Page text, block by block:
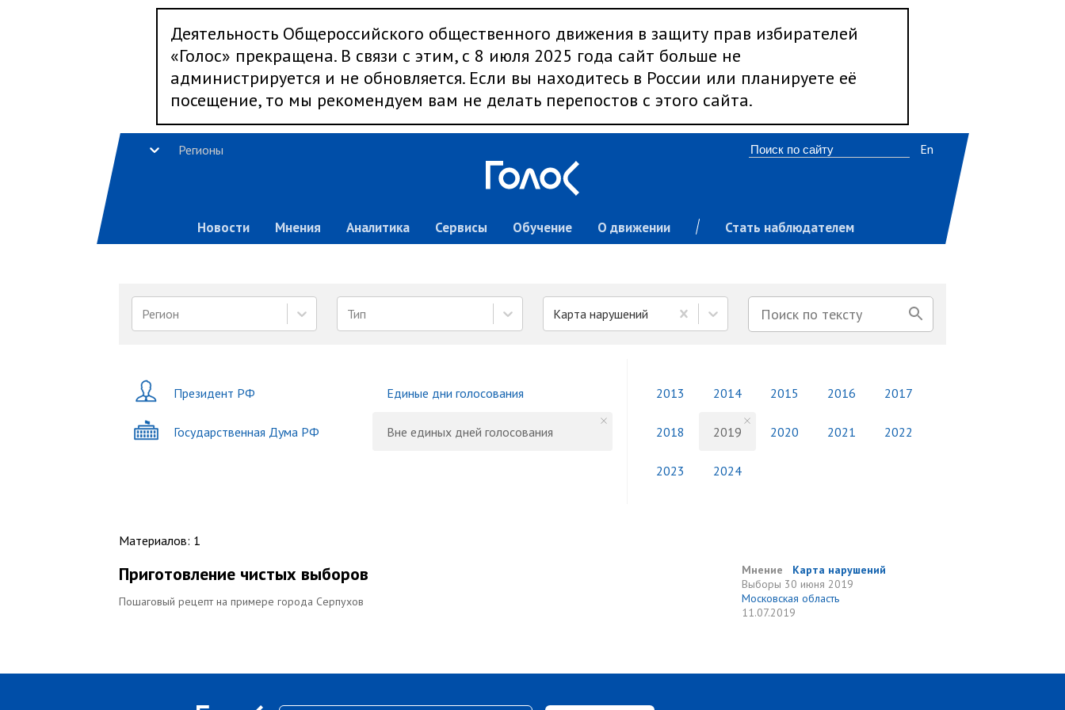
Деятельность Общероссийского общественного движения в защиту прав избирателей
«Голос» прекращена. В связи с этим, с 8 июля 2025 года сайт больше не
администрируется и не обновляется. Если вы находитесь в России или планируете её
посещение, то мы рекомендуем вам не делать перепостов с этого сайта.
Регионы
Новости Мнения Аналитика Сервисы Обучение О движении Стать наблюдателем
En
Регион Тип Карта нарушений
Президент РФ
Государственная Дума РФ
Единые дни голосования
Вне единых дней голосования
2013 2014 2015 2016 2017
2018 2019 2020 2021 2022
2023 2024
Материалов: 1
Приготовление чистых выборов
Пошаговый рецепт на примере города Серпухов
Мнение
Карта нарушений
Выборы 30 июня 2019
Московская область
11.07.2019